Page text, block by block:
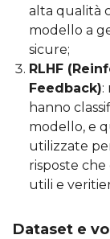
alta qualità
modello a
sicure;
RLHF
Feedback):
hanno
modello, e
utilizzate
risposte
utili e
Dataset e